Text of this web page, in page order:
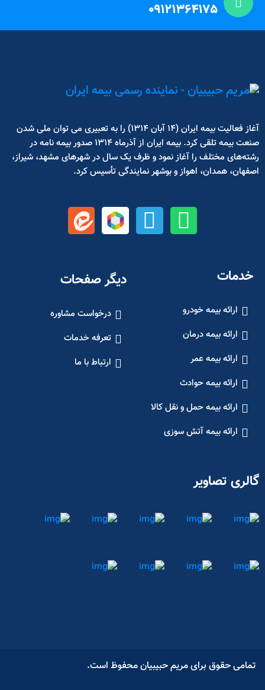
09121364175
آغاز فعالیت بیمه ایران (14 آبان 1314) را به تعبیری می توان ملی شدن
صنعت بیمه تلقی کرد. بیمه ایران از آذرماه 1314 صدور بیمه نامه در
رشته‌های مختلف را آغاز نمود و ظرف یک سال در شهرهای مشهد، شیراز،
اصفهان، همدان، اهواز و بوشهر نمایندگی تأسیس کرد.
خدمات
ارائه بیمه خودرو
ارائه بیمه درمان
ارائه بیمه عمر
ارائه بیمه حوادث
ارائه بیمه حمل و نقل کالا
ارائه بیمه آتش سوزی
دیگر صفحات
درخواست مشاوره
تعرفه خدمات
ارتباط با ما
گالری تصاویر
تمامی حقوق برای مریم حبیبیان محفوظ است.